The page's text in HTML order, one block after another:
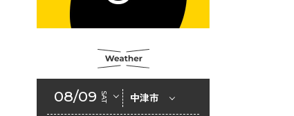
2026年6月9日 令和８年第３
回定例会「一般質問一覧表」
2026年6月5日 新婚世帯の家
2026年6月2日 戸籍に氏名の
振り仮名が記載されます
08/09 SAT 中津市